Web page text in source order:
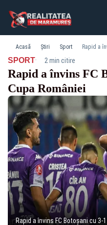
Acasă Știri Sport Rapid a
SPORT· 2 min citire
Rapid a învins FC
Cupa României
Rapid a învins FC Botoșani cu 3-